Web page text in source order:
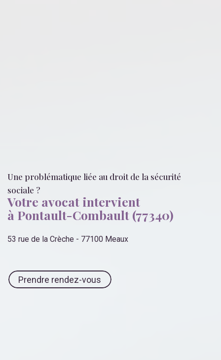
Une problématique liée au droit de la sécurité
sociale ?
Votre avocat intervient
à Pontault-Combault (77340)
53 rue de la Crèche - 77100 Meaux
Prendre rendez-vous